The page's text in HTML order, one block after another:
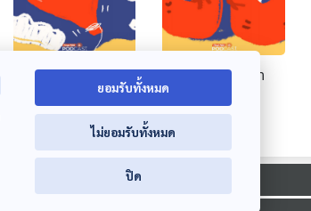
EP. 2015: ลูกโป่งทำ
จากน้ำนมต้นไม้นะ
พระอาทิตย์ยิ้มแฉ่ง
EP. 2016: ฟองน้ำ
ยักษ์ในร่างกาย
พระอาทิตย์ยิ้มแฉ่ง
00:00:00
ยอมรับทั้งหมด
ไม่ยอมรับทั้งหมด
ปิด